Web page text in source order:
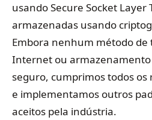
usando Secure Socket Layer
armazenadas usando
Embora nenhum método de
Internet ou armazenamento
seguro, cumprimos todos os
e implementamos outros
aceitos pela indústria.